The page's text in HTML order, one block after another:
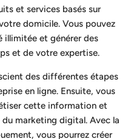
et services basés sur
domicile. Vous pouvez
illimitée et générer des
et de votre expertise.
des différentes étapes
en ligne. Ensuite, vous
cette information et
marketing digital. Avec la
vous pourrez créer